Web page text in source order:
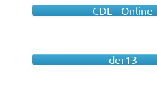
CDL - Online
der13